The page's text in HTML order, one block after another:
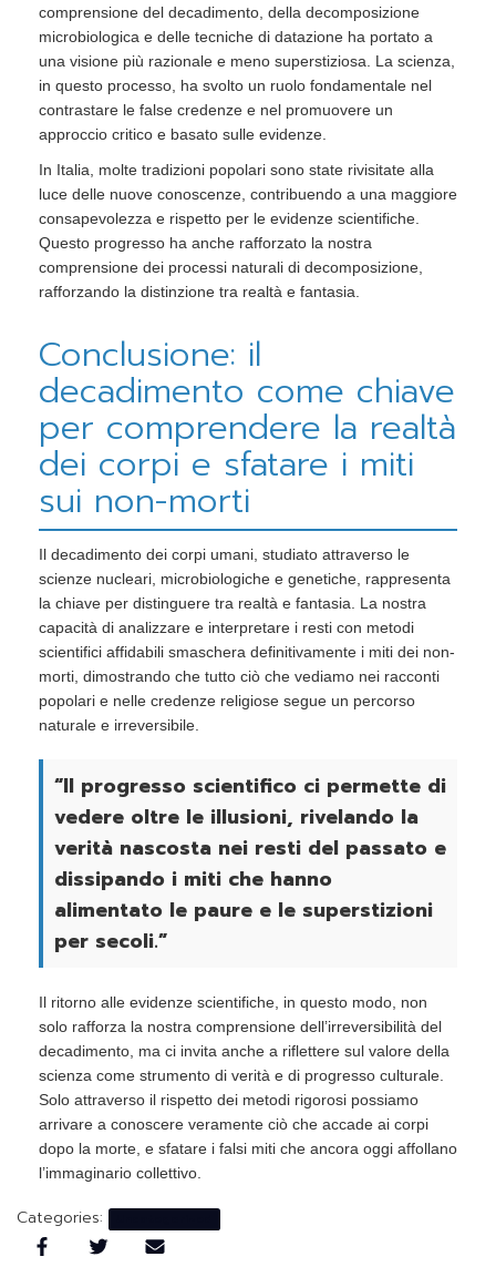
comprensione del decadimento, della decomposizione
microbiologica e delle tecniche di datazione ha portato a
una visione più razionale e meno superstiziosa. La scienza,
in questo processo, ha svolto un ruolo fondamentale nel
contrastare le false credenze e nel promuovere un
approccio critico e basato sulle evidenze.
In Italia, molte tradizioni popolari sono state rivisitate alla
luce delle nuove conoscenze, contribuendo a una maggiore
consapevolezza e rispetto per le evidenze scientifiche.
Questo progresso ha anche rafforzato la nostra
comprensione dei processi naturali di decomposizione,
rafforzando la distinzione tra realtà e fantasia.
Conclusione: il
decadimento come chiave
per comprendere la realtà
dei corpi e sfatare i miti
sui non-morti
Il decadimento dei corpi umani, studiato attraverso le
scienze nucleari, microbiologiche e genetiche, rappresenta
la chiave per distinguere tra realtà e fantasia. La nostra
capacità di analizzare e interpretare i resti con metodi
scientifici affidabili smaschera definitivamente i miti dei non-
morti, dimostrando che tutto ciò che vediamo nei racconti
popolari e nelle credenze religiose segue un percorso
naturale e irreversibile.
“Il progresso scientifico ci permette di
vedere oltre le illusioni, rivelando la
verità nascosta nei resti del passato e
dissipando i miti che hanno
alimentato le paure e le superstizioni
per secoli.”
Il ritorno alle evidenze scientifiche, in questo modo, non
solo rafforza la nostra comprensione dell’irreversibilità del
decadimento, ma ci invita anche a riflettere sul valore della
scienza come strumento di verità e di progresso culturale.
Solo attraverso il rispetto dei metodi rigorosi possiamo
arrivare a conoscere veramente ciò che accade ai corpi
dopo la morte, e sfatare i falsi miti che ancora oggi affollano
l’immaginario collettivo.
Categories: